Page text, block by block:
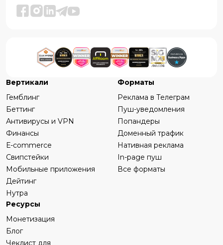
Вертикали
Гемблинг
Беттинг
Антивирусы и VPN
Финансы
Е-commerce
Свипстейки
Мобильные приложения
Дейтинг
Нутра
Форматы
Реклама в Телеграм
Пуш-уведомления
Попандеры
Доменный трафик
Нативная реклама
In-page пуш
Все форматы
Ресурсы
Монетизация
Блог
Чеклист для